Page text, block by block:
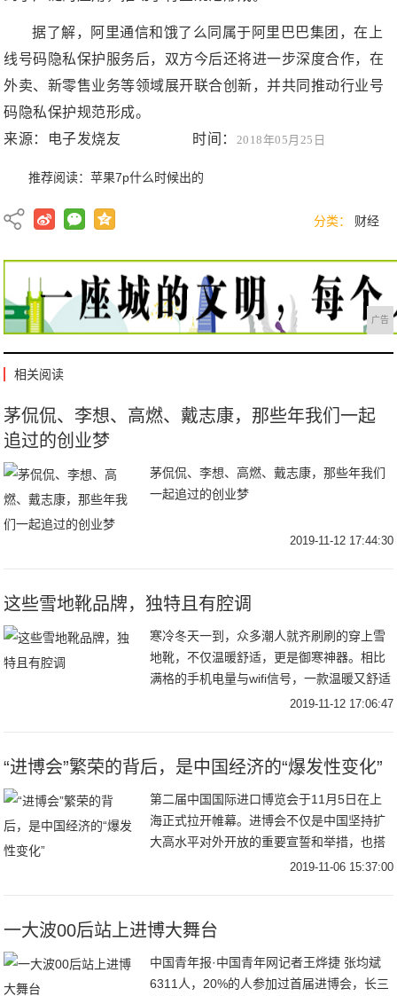
据了解，阿里通信和饿了么同属于阿里巴巴集团，在上
线号码隐私保护服务后，双方今后还将进一步深度合作，在
外卖、新零售业务等领域展开联合创新，并共同推动行业号
码隐私保护规范形成。
来源：电子发烧友 时间：
2018年05月25日
推荐阅读：苹果7p什么时候出的
分类： 财经
广告
相关阅读
茅侃侃、李想、高燃、戴志康，那些年我们一起
追过的创业梦
茅侃侃、李想、高燃、戴志康，那些年我们
一起追过的创业梦
2019-11-12 17:44:30
这些雪地靴品牌，独特且有腔调
寒冷冬天一到，众多潮人就齐刷刷的穿上雪
地靴，不仅温暖舒适，更是御寒神器。相比
满格的手机电量与wifi信号，一款温暖又舒适
的雪地靴，更能在寒冷的冬天给你安全感，
2019-11-12 17:06:47
“进博会”繁荣的背后，是中国经济的“爆发性变化”
第二届中国国际进口博览会于11月5日在上
海正式拉开帷幕。进博会不仅是中国坚持扩
大高水平对外开放的重要宣誓和举措，也搭
建了一个全球范围内新产品、新技术、新服
2019-11-06 15:37:00
一大波00后站上进博大舞台
中国青年报·中国青年网记者王烨捷 张均斌
6311人，20%的人参加过首届进博会，长三